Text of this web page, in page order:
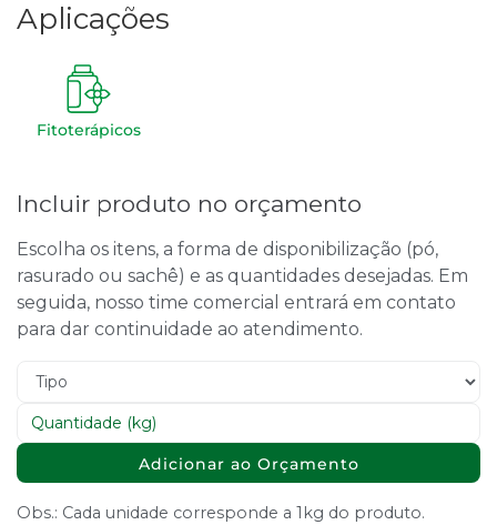
Aplicações
Fitoterápicos
Incluir produto no orçamento
Escolha os itens, a forma de disponibilização (pó,
rasurado ou sachê) e as quantidades desejadas. Em
seguida, nosso time comercial entrará em contato
para dar continuidade ao atendimento.
Adicionar ao Orçamento
Obs.: Cada unidade corresponde a 1kg do produto.